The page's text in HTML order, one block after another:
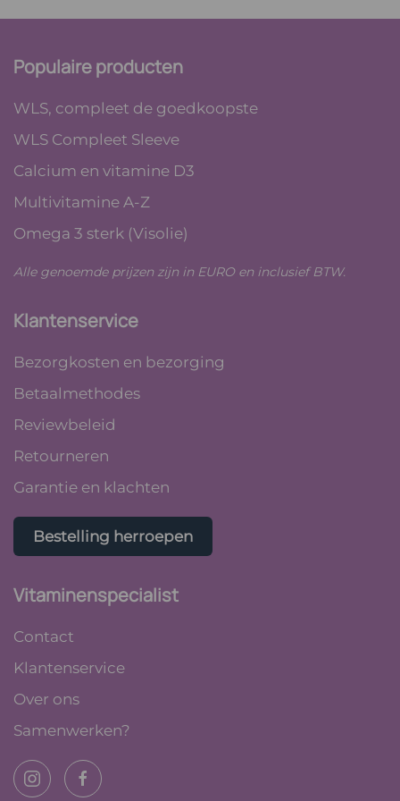
Populaire producten
WLS, compleet de goedkoopste
WLS Compleet Sleeve
Calcium en vitamine D3
Multivitamine A-Z
Omega 3 sterk (Visolie)
Alle genoemde prijzen zijn in EURO en inclusief BTW.
Klantenservice
Bezorgkosten en bezorging
Betaalmethodes
Reviewbeleid
Retourneren
Garantie en klachten
Bestelling herroepen
Vitaminenspecialist
Contact
Klantenservice
Over ons
Samenwerken?